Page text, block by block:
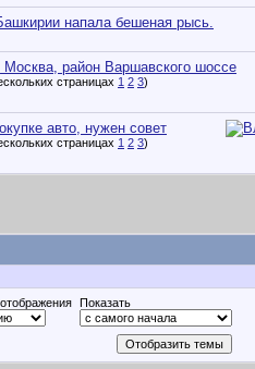
напала бешеная рысь.
район Варшавского шоссе
1 2 3)
авто, нужен совет
1 2 3)
Показать